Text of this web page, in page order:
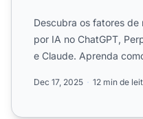
Descubra os fatores
por IA no ChatGPT,
e Claude. Aprenda
Dec 17, 2025 12 min de